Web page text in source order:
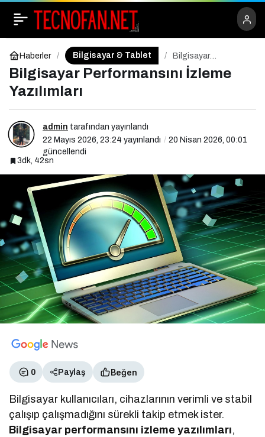
Haberler Bilgisayar & Tablet
Bilgisayar
Performansını
İzleme Yazılımları
Bilgisayar Performansını İzleme
Yazılımları
admin tarafından yayınlandı
22 Mayıs 2026, 23:24 yayınlandı
20 Nisan 2026, 00:01
güncellendi
3dk, 42sn
0 Paylaş Beğen
Bilgisayar kullanıcıları, cihazlarının verimli ve stabil
çalışıp çalışmadığını sürekli takip etmek ister.
Bilgisayar performansını izleme yazılımları,
Bilgisayar Sıcaklığını
Düşürmenin Yolları
Paylaş